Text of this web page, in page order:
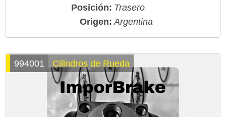
Posición: Trasero
Origen: Argentina
994001 Cilindros de Rueda